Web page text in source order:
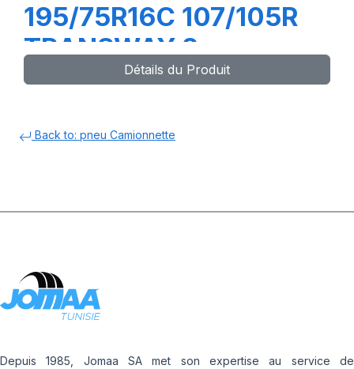
195/75R16C 107/105R
TRANSWAY 2
Détails du Produit
Back to: pneu Camionnette
Depuis 1985, Jomaa SA met son expertise au service de